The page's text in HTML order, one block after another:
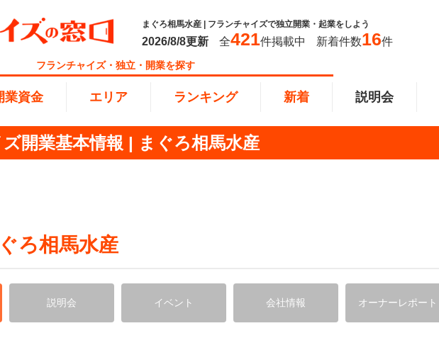
まぐろ相馬水産 | フランチャイズで独立開業・起業をしよう
2026/8/8更新 全421件掲載中 新着件数16件
フランチャイズ・独立・開業を探す
業資金 エリア ランキング
総合ランキング
100万以下で開業
新着 説明会
開業基本情報 | まぐろ相馬水産
ろ相馬水産
説明会 イベント 会社情報 オーナーレポート